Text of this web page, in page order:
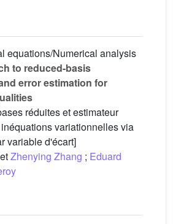
equations/Numerical analysis
to reduced-basis
error estimation for
réduites et estimateur
variationnelles via
variable d'écart]
Zhenying Zhang ; Eduard